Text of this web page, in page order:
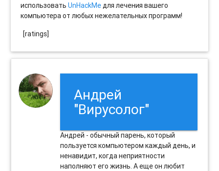
использоватьUnHackMeдля лечения вашего
компьютера от любых нежелательных программ!
[ratings]
Андрей
"Вирусолог"
Андрей - обычный парень, который
пользуется компьютером каждый день, и
ненавидит, когда неприятности
наполняют его жизнь. А еще он любит